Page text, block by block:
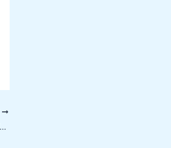
Monumentos & Símbolos de París Bajo la Nieve